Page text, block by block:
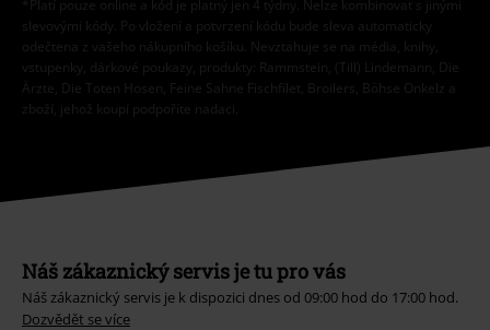
*Platí pouze online a kód je platný jen 4 týdny. Nelze kombinovat s jinými
slevovými kódy. Po vložení a potvrzení kódu bude sleva automaticky
odečtena z vašeho nákupního košíku. Nevztahuje se na média, knihy,
vstupenky, dárkové poukazy, produkty: Rammstein, (Till) Lindemann, Die
Ärzte, Die Toten Hosen, Feine Sahne Fischfilet, Broilers, Böhse Onkelz a
zboží, jehož koupí podpoříte nadaci.
Náš zákaznický servis je tu pro vás
Náš zákaznický servis je k dispozici dnes od 09:00 hod do 17:00 hod.
Dozvědět se více